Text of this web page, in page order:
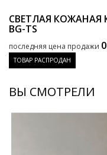
СВЕТЛАЯ КОЖАНАЯ
BG-TS
последняя цена продажи
ТОВАР РАСПРОДАН
ВЫ СМОТРЕЛИ